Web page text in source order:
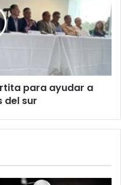
para ayudar a
del sur